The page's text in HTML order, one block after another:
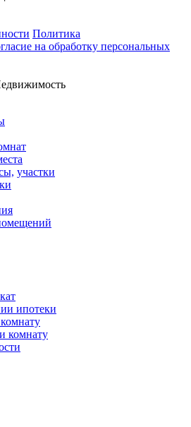
Политика
на обработку персональных
участки
ипотеки
комнату